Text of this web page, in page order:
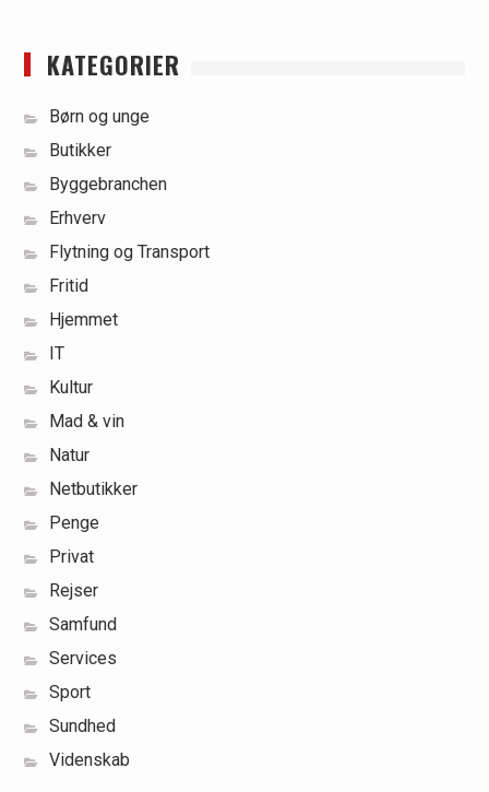
KATEGORIER
Børn og unge
Butikker
Byggebranchen
Erhverv
Flytning og Transport
Fritid
Hjemmet
IT
Kultur
Mad & vin
Natur
Netbutikker
Penge
Privat
Rejser
Samfund
Services
Sport
Sundhed
Videnskab